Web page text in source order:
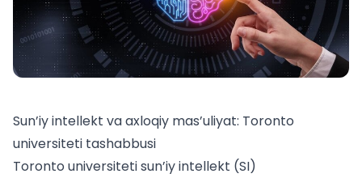
Sun’iy intellekt va axloqiy mas’uliyat: Toronto
universiteti tashabbusi
Toronto universiteti sun’iy intellekt (SI)